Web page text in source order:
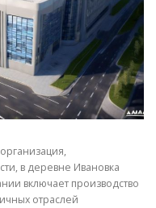
в деревне Ивановка
включает производство
отраслей